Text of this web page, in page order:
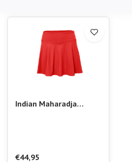
Indian Maharadja
€44,95